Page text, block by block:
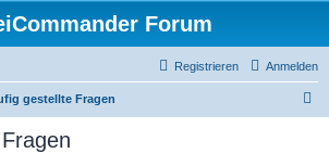
Forum
Anmelden
Registrieren
gestellte Fragen